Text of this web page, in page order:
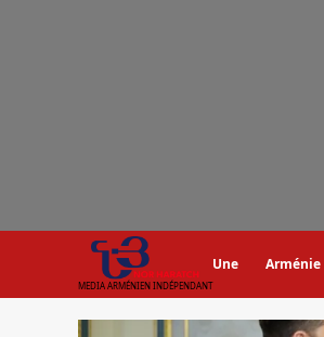
MEDIA ARMÉNIEN INDÉPENDANT
Une Arménie